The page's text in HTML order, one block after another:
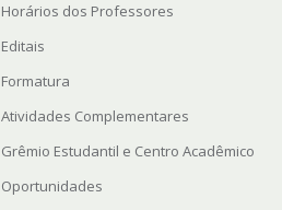
Horários dos Professores
Editais
Formatura
Atividades Complementares
Grêmio Estudantil e Centro Acadêmico
Oportunidades